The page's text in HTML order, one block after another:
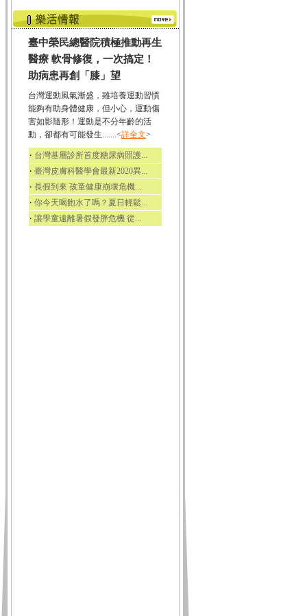
臺中榮民總醫院積極推動再生
醫療 軟骨修復，一次搞定！
助病患再創「膝」望
台灣運動風氣漸盛，雖培養運動習慣
能夠有助身體健康，但小心，運動傷
害如影隨形！運動是不分年齡的活
動，卻都有可能發生.......<詳全文>
‧ 台灣基層診所首度糖尿病照護...
‧ 臺灣皮膚科醫學會最新2020異...
‧ 長假到來 孩童健康崩壞危機...
‧ 你今天喝飽水了嗎？夏日輕鬆...
‧ 讓學童遠離暑假發胖危機 從...